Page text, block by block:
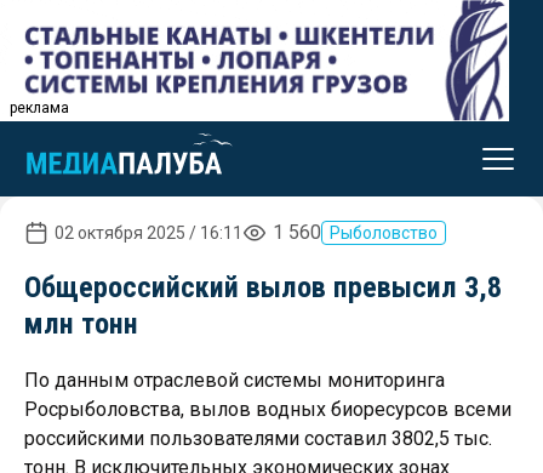
реклама
02 октября 2025 / 16:11 1 560 Рыболовство
Общероссийский вылов превысил 3,8
млн тонн
По данным отраслевой системы мониторинга
Росрыболовства, вылов водных биоресурсов всеми
российскими пользователями составил 3802,5 тыс.
тонн. В исключительных экономических зонах